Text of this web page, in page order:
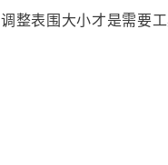
调整表围大小才是需要